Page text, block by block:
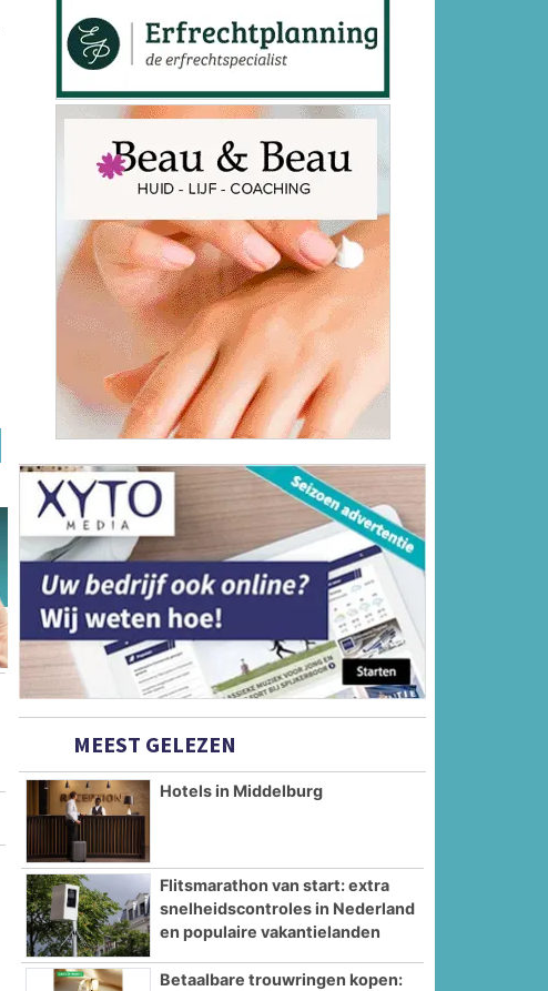
MEEST GELEZEN
Hotels in Middelburg
Flitsmarathon van start: extra
snelheidscontroles in Nederland
en populaire vakantielanden
Betaalbare trouwringen kopen: